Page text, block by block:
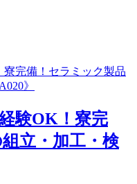
験OK！寮完
立・加工・検